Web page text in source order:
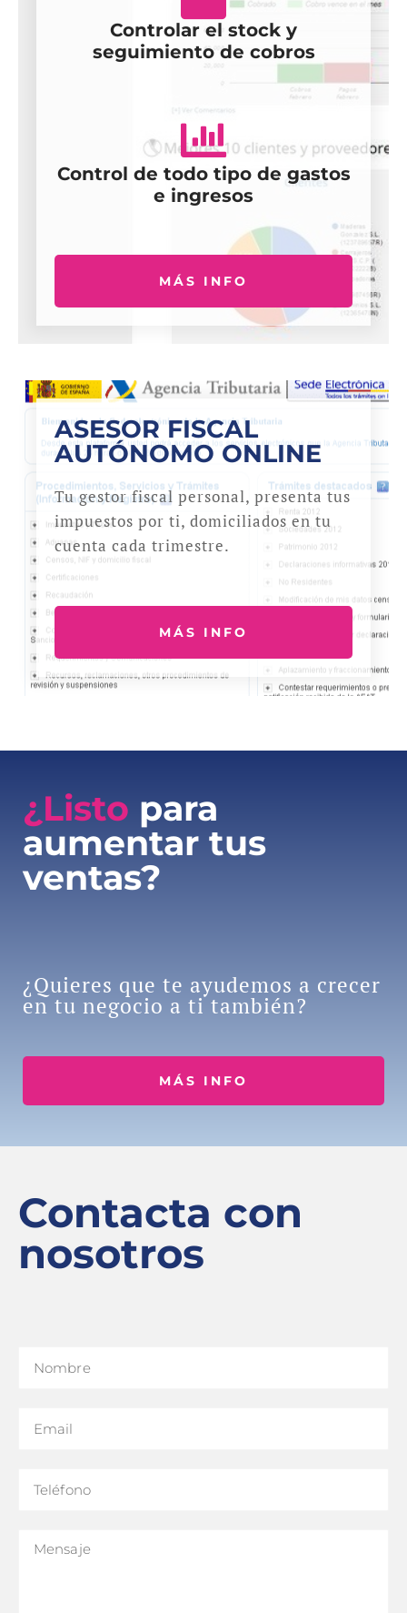
Controlar el stock y
seguimiento de cobros
Control de todo tipo de gastos
e ingresos
MÁS INFO
ASESOR FISCAL
AUTÓNOMO ONLINE
Tu gestor fiscal personal, presenta tus
impuestos por ti, domiciliados en tu
cuenta cada trimestre.
MÁS INFO
¿Listo para
aumentar tus
ventas?
¿Quieres que te ayudemos a crecer
en tu negocio a ti también?
MÁS INFO
Contacta con
nosotros